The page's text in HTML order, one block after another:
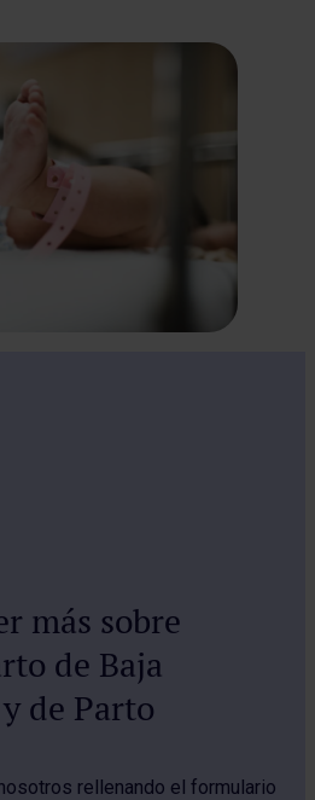
más sobre
de Baja
de Parto
rellenando el formulario